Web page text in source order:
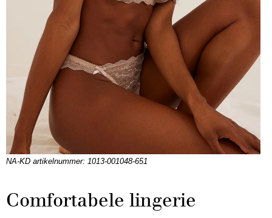
NA-KD artikelnummer: 1013-001048-651
Comfortabele lingerie